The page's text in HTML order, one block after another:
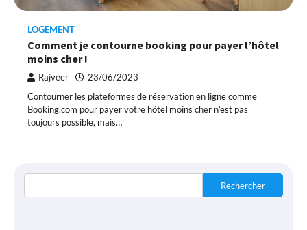
LOGEMENT
Comment je contourne booking pour payer l’hôtel
moins cher !
Rajveer 23/06/2023
Contourner les plateformes de réservation en ligne comme
Booking.com pour payer votre hôtel moins cher n’est pas
toujours possible, mais…
Rechercher